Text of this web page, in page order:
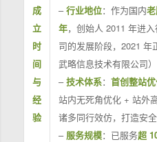
成
立
时
间
与
经
验
–行业地位：作为国内
年，创始人 2011 年进
司的发展阶段，2021
武略信息技术有限公司
–技术体系： 首创整站
站内无死角优化 + 站外
诸多同行效仿，打造安
– 服务规模：已服务超